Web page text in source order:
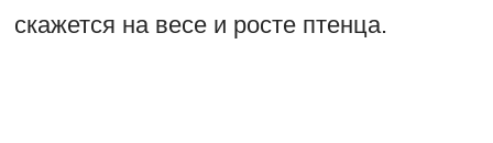
скажется на весе и росте птенца.